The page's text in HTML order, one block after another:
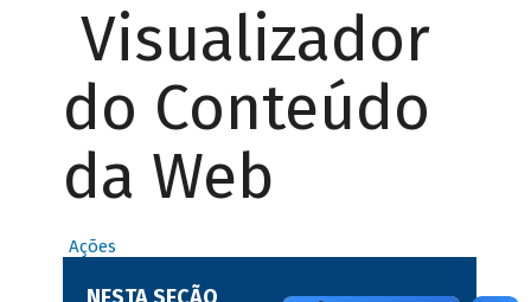
Visualizador
do Conteúdo
da Web
Ações